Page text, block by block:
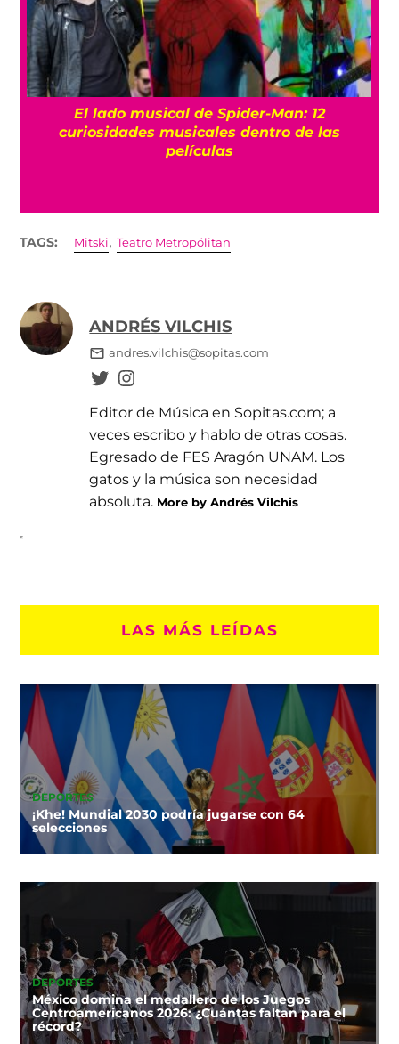
El lado musical de Spider-Man: 12
curiosidades musicales dentro de las
películas
TAGS: Mitski,Teatro Metropólitan
ANDRÉS VILCHIS
andres.vilchis@sopitas.com
Editor de Música en Sopitas.com; a
veces escribo y hablo de otras cosas.
Egresado de FES Aragón UNAM. Los
gatos y la música son necesidad
absoluta. More by Andrés Vilchis
LAS MÁS LEÍDAS
DEPORTES
¡Khe! Mundial 2030 podría jugarse con 64
selecciones
DEPORTES
México domina el medallero de los Juegos
Centroamericanos 2026: ¿Cuántas faltan para el
récord?